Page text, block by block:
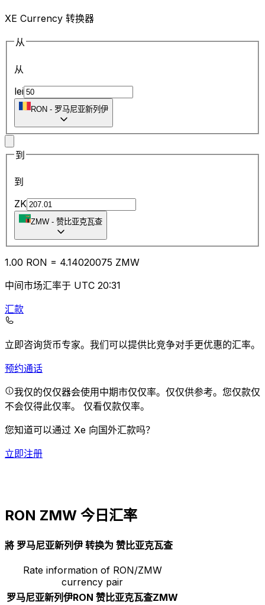
XE Currency 转换器
从
从
lei
RON - 罗马尼亚新列伊
到
到
ZK
ZMW - 赞比亚克瓦查
1.00 RON = 4.14020075 ZMW
中间市场汇率于 UTC 20:31
汇款
立即咨询货币专家。 我们可以提供比竞争对手更优惠的汇率。
预约通话
我仅的仅仅器会使用中期市仅仅率。仅仅供参考。您仅款仅
不会仅得此仅率。 仅看仅款仅率。
您知道可以通过 Xe 向国外汇款吗？
立即注册
RON ZMW 今日汇率
將 罗马尼亚新列伊 转换为 赞比亚克瓦查
Rate information of RON/ZMW
currency pair
罗马尼亚新列伊RON 赞比亚克瓦查ZMW